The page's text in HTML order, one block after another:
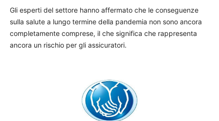
Gli esperti del settore hanno affermato che le conseguenze
sulla salute a lungo termine della pandemia non sono ancora
completamente comprese, il che significa che rappresenta
ancora un rischio per gli assicuratori.